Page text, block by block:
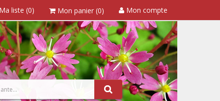
liste (0) Mon panier (0) Mon compte